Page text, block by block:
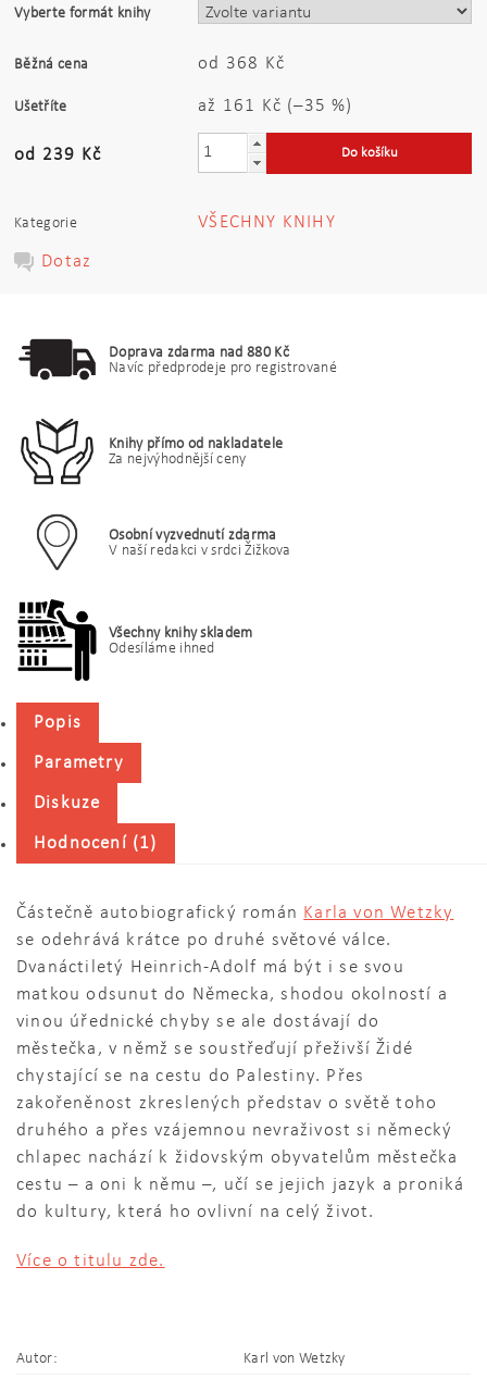
Vyberte formát knihy
Běžná cena od 368 Kč
Ušetříte až 161 Kč (–35 %)
od 239 Kč
Kategorie VŠECHNY KNIHY
Dotaz
Doprava zdarma nad 880 Kč
Navíc předprodeje pro registrované
Knihy přímo od nakladatele
Za nejvýhodnější ceny
Osobní vyzvednutí zdarma
V naší redakci v srdci Žižkova
Všechny knihy skladem
Odesíláme ihned
Popis
Parametry
Diskuze
Hodnocení (1)
Částečně autobiografický román Karla von Wetzky
se odehrává krátce po druhé světové válce.
Dvanáctiletý Heinrich-Adolf má být i se svou
matkou odsunut do Německa, shodou okolností a
vinou úřednické chyby se ale dostávají do
městečka, v němž se soustřeďují přeživší Židé
chystající se na cestu do Palestiny. Přes
zakořeněnost zkreslených představ o světě toho
druhého a přes vzájemnou nevraživost si německý
chlapec nachází k židovským obyvatelům městečka
cestu – a oni k němu –, učí se jejich jazyk a proniká
do kultury, která ho ovlivní na celý život.
Více o titulu zde.
Autor:
Karl von Wetzky